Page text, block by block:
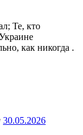
Те, кто
как никогда .
30.05.2026